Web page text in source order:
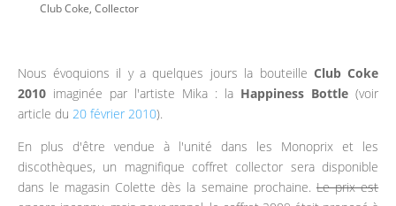
Club Coke, Collector
Nous évoquions il y a quelques jours la bouteille Club Coke
2010imaginée par l'artiste Mika : la Happiness Bottle (voir
article du 20 février 2010).
En plus d'être vendue à l'unité dans les Monoprix et les
discothèques, un magnifique coffret collector sera disponible
dans le magasin Colette dès la semaine prochaine. Le prix est